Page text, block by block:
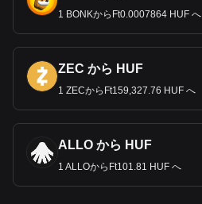
1 BONKからFt0.0007864 HUF へ
ZEC から HUF
1 ZECからFt159,327.76 HUF へ
ALLO から HUF
1 ALLOからFt101.81 HUF へ